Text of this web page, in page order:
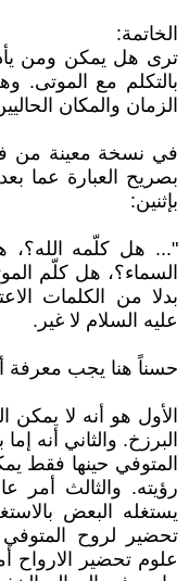
الخاتمة:
ترى هل يمكن ومن
بالتكلم مع
الزمان والمكان
في نسخة معينة من
بصريح العبارة عما
بإثنين:
"... هل كلّمه الله؟،
السماء؟، هل كلّم
بدلا من الكلمات
عليه السلام لا غير.
حسناً هنا يجب معرفة
الأول هو أنه لا
البرزخ. والثاني أنه
المتوفي حينها فقط
رؤيته. والثالث أمر
يستغله البعض
تحضير لروح
علوم تحضير